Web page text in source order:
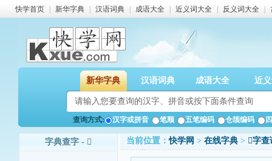
快学首页 新华字典 汉语词典 成语大全 近义词大全 反义词大全
新华字典 汉语词典 成语大全 近
查询方式: 汉字或拼音 笔顺 五笔编码 仓颉编码
字典查字 - 𡹱 当前位置：快学网 > 在线字典 > 𡹱字